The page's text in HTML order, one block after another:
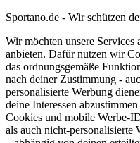
Sportano.de - Wir schützen
Wir möchten unsere
anbieten. Dafür nutzen wir
das ordnungsgemäße
nach deiner Zustimmung -
personalisierte Werbung
deine Interessen
Cookies und mobile Werbe-
als auch nicht-personalisierte